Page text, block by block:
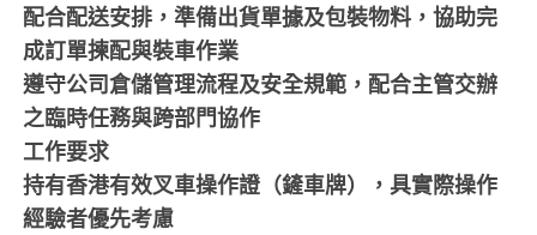
配合配送安排，準備出貨單據及包裝物料，協助完
成訂單揀配與裝車作業
遵守公司倉儲管理流程及安全規範，配合主管交辦
之臨時任務與跨部門協作
工作要求
持有香港有效叉車操作證（鏟車牌），具實際操作
經驗者優先考慮